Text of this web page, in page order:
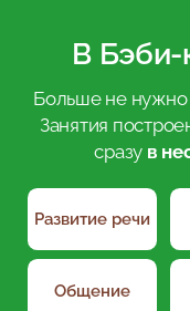
В Бэби-
Больше не нужно
Занятия
сразу в
Развитие речи
Общение